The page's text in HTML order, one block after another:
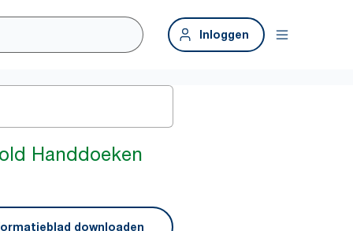
Inloggen
Handdoeken
downloaden